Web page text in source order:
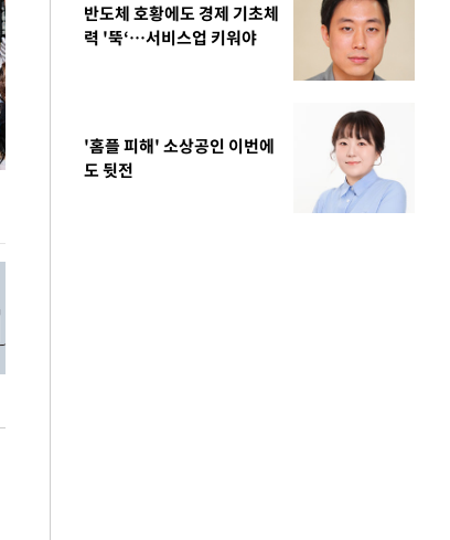
이번주 국회에
반도체 호황에도 경제 기초체
력 '뚝‘…서비스업 키워야
'홈플 피해' 소상공인 이번에
도 뒷전